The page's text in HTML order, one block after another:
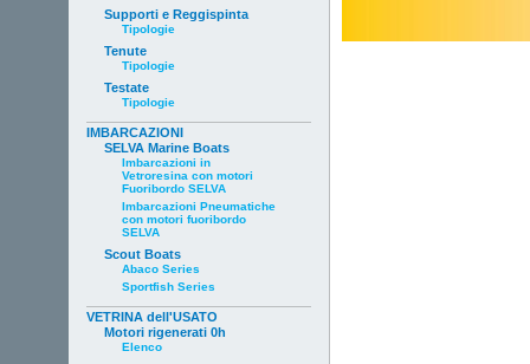
Supporti e Reggispinta
Tipologie
Tenute
Tipologie
Testate
Tipologie
IMBARCAZIONI
SELVA Marine Boats
Imbarcazioni in
Vetroresina con motori
Fuoribordo SELVA
Imbarcazioni Pneumatiche
con motori fuoribordo
SELVA
Scout Boats
Abaco Series
Sportfish Series
VETRINA dell'USATO
Motori rigenerati 0h
Elenco